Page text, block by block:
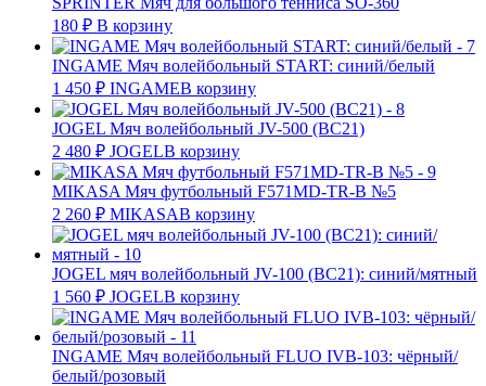
180 ₽ В корзину
INGAME Мяч волейбольный START: синий/белый
1 450 ₽ INGAMEВ корзину
JOGEL Мяч волейбольный JV-500 (BC21)
2 480 ₽ JOGELВ корзину
MIKASA Мяч футбольный F571MD-TR-B №5
2 260 ₽ MIKASAВ корзину
JOGEL мяч волейбольный JV-100 (BC21): синий/мятный
1 560 ₽ JOGELВ корзину
INGAME Мяч волейбольный FLUO IVB-103: чёрный/
белый/розовый